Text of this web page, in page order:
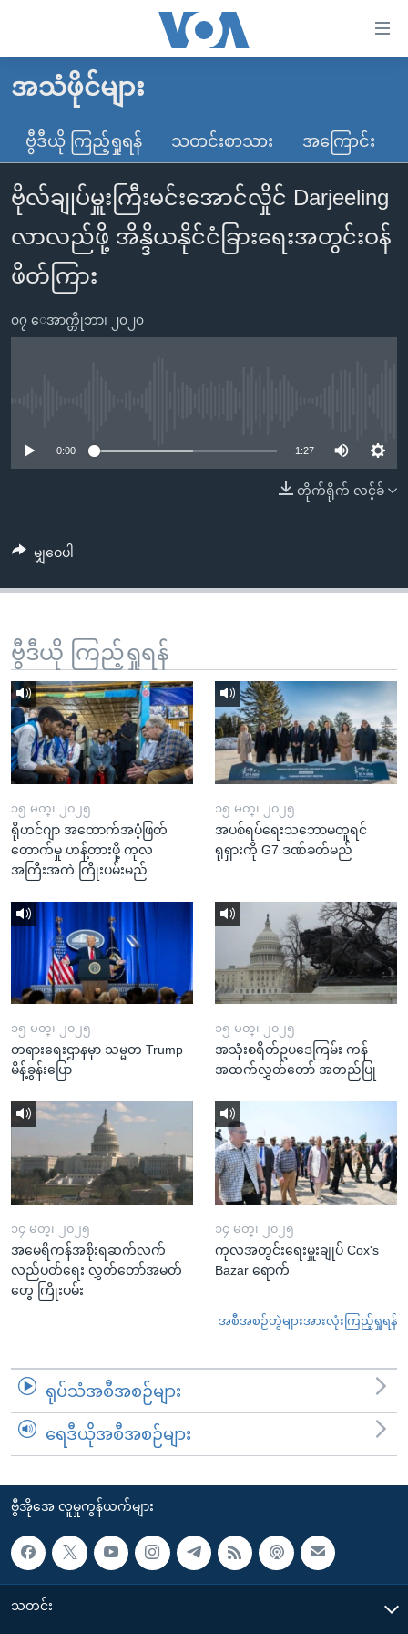
လွယ်ကူ
သည့်
Link
များ
ပင်မ
အကြောင်းအရာ
ကျော်
ကြည့်
ရှာဖွေ
နေရာ
သို့
ကျော်
ရန်
မူလစာမျက်နှာ
မြန်မာ
ကမ္ဘာ့သတင်းများ
နိုင်ငံတကာ
အမေရိကန်
တရုတ်
အစ္စရေး-ပါလက်စတိုင်း
ဗွီဒီယို
သတင်းလွတ်လပ်ခွင့်
ရပ်ဝန်းတခု လမ်းတခု အလွန်
အင်္ဂလိပ်စာလေ့လာမယ်
အမေရိကန်သုံးအီဒီယံ
အပတ်စဉ်ကဏ္ဍများ
အသံဖိုင်များ
ဗွီဒီယို ကြည့်ရှုရန် သတင်းစာသား အကြောင်း
ဗိုလ်ချုပ်မှူးကြီးမင်းအောင်လှိုင် Darjeeling
လာလည်ဖို့ အိန္ဒိယနိုင်ငံခြားရေးအတွင်းဝန်
ဖိတ်ကြား
၀၇ ေအာက္တိုဘာ၊ ၂၀၂၀
0:00 1:27
တိုက်ရိုက် လင့်ခ်
မျှဝေပါ
ဗွီဒီယို ကြည့်ရှုရန်
၁၅ မတ္၊ ၂၀၂၅
ရိုဟင်ဂျာ အထောက်အပံ့ဖြတ်
တောက်မှု ဟန့်တားဖို့ ကုလ
အကြီးအကဲ ကြိုးပမ်းမည်
၁၅ မတ္၊ ၂၀၂၅
အပစ်ရပ်ရေးသဘောမတူရင်
ရုရှားကို G7 ဒဏ်ခတ်မည်
၁၅ မတ္၊ ၂၀၂၅
တရားရေးဌာနမှာ သမ္မတ Trump
မိန့်ခွန်းပြော
၁၅ မတ္၊ ၂၀၂၅
အသုံးစရိတ်ဥပဒေကြမ်း ကန်
အထက်လွှတ်တော် အတည်ပြု
၁၄ မတ္၊ ၂၀၂၅
အမေရိကန်အစိုးရဆက်လက်
လည်ပတ်ရေး လွှတ်တော်အမတ်
တွေ ကြိုးပမ်း
၁၄ မတ္၊ ၂၀၂၅
ကုလအတွင်းရေးမှူးချုပ် Cox's
Bazar ရောက်
အစီအစဉ်တွဲများအားလုံးကြည့်ရှုရန်
ရုပ်သံအစီအစဉ်များ
ရေဒီယိုအစီအစဉ်များ
ဗွီအိုအေ လူမှုကွန်ယက်များ
သတင်း